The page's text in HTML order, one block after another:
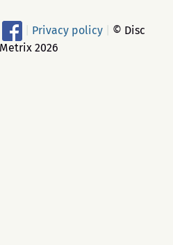
Privacy policy
© Disc
2026